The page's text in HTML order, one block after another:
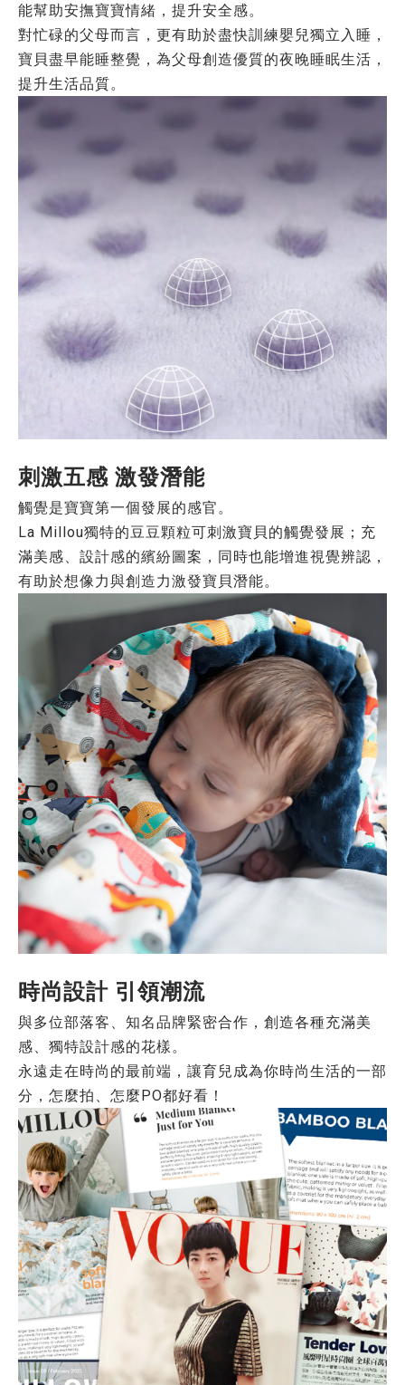
能幫助安撫寶寶情緒，提升安全感。
對忙碌的父母而言，更有助於盡快訓練嬰兒獨立入睡，
寶貝盡早能睡整覺，為父母創造優質的夜晚睡眠生活，
提升生活品質。
刺激五感 激發潛能
觸覺是寶寶第一個發展的感官。
La Millou獨特的豆豆顆粒可刺激寶貝的觸覺發展；充
滿美感、設計感的繽紛圖案，同時也能增進視覺辨認，
有助於想像力與創造力激發寶貝潛能。
時尚設計 引領潮流
與多位部落客、知名品牌緊密合作，創造各種充滿美
感、獨特設計感的花樣。
永遠走在時尚的最前端，讓育兒成為你時尚生活的一部
分，怎麼拍、怎麼PO都好看！